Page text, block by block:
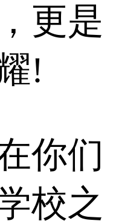
更是
!
你们
校之